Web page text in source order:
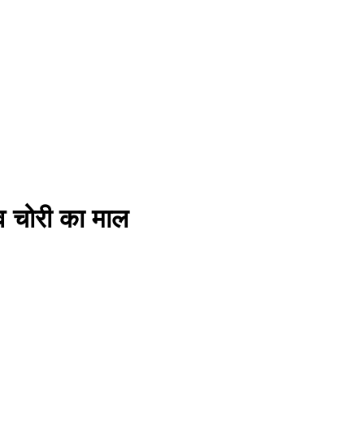
का माल